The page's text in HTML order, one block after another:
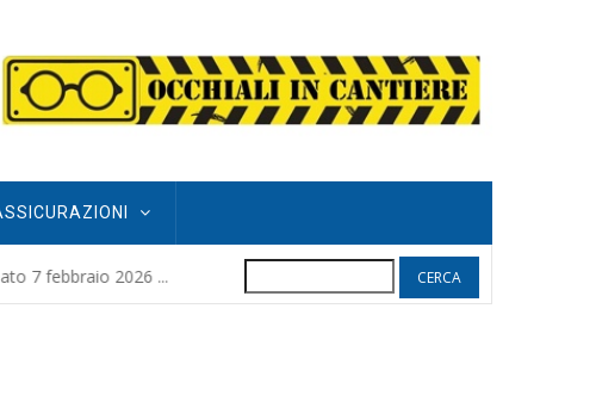
7 febbraio 2026 ... 9 mesi ago POGGIO GRIFO